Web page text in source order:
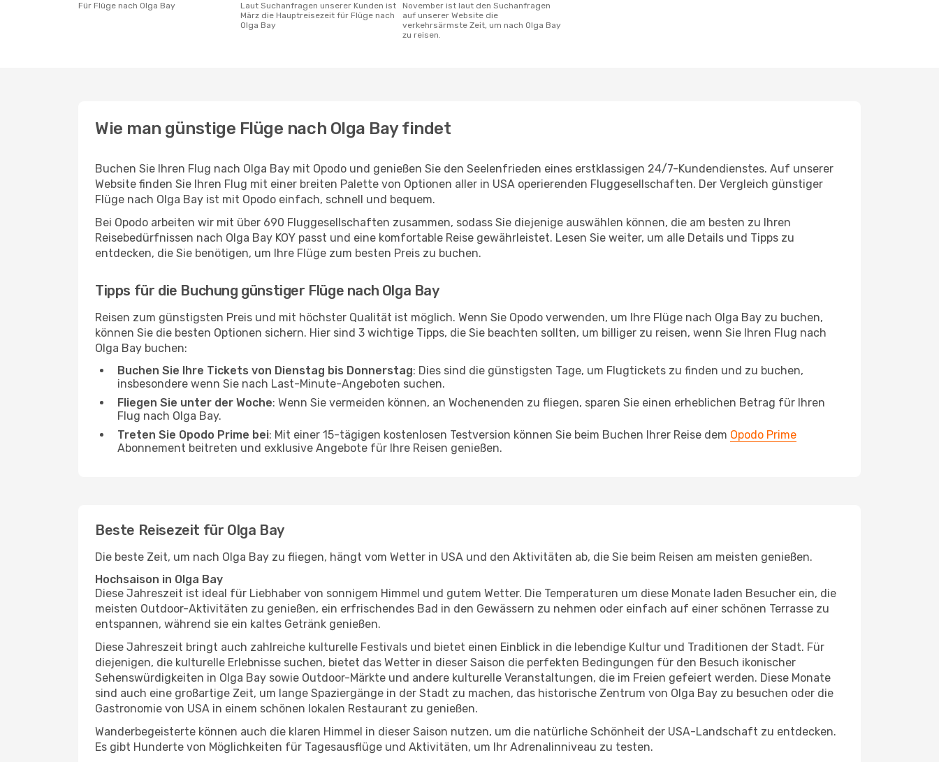
Für Flüge nach Olga Bay
Laut Suchanfragen unserer Kunden ist
März die Hauptreisezeit für Flüge nach
Olga Bay
November ist laut den Suchanfragen
auf unserer Website die
verkehrsärmste Zeit, um nach Olga Bay
zu reisen.
Wie man günstige Flüge nach Olga Bay findet
Buchen Sie Ihren Flug nach Olga Bay mit Opodo und genießen Sie den Seelenfrieden eines erstklassigen 24/7-Kundendienstes. Auf unserer
Website finden Sie Ihren Flug mit einer breiten Palette von Optionen aller in USA operierenden Fluggesellschaften. Der Vergleich günstiger
Flüge nach Olga Bay ist mit Opodo einfach, schnell und bequem.
Bei Opodo arbeiten wir mit über 690 Fluggesellschaften zusammen, sodass Sie diejenige auswählen können, die am besten zu Ihren
Reisebedürfnissen nach Olga Bay KOY passt und eine komfortable Reise gewährleistet. Lesen Sie weiter, um alle Details und Tipps zu
entdecken, die Sie benötigen, um Ihre Flüge zum besten Preis zu buchen.
Tipps für die Buchung günstiger Flüge nach Olga Bay
Reisen zum günstigsten Preis und mit höchster Qualität ist möglich. Wenn Sie Opodo verwenden, um Ihre Flüge nach Olga Bay zu buchen,
können Sie die besten Optionen sichern. Hier sind 3 wichtige Tipps, die Sie beachten sollten, um billiger zu reisen, wenn Sie Ihren Flug nach
Olga Bay buchen:
Buchen Sie Ihre Tickets von Dienstag bis Donnerstag: Dies sind die günstigsten Tage, um Flugtickets zu finden und zu buchen,
insbesondere wenn Sie nach Last-Minute-Angeboten suchen.
Fliegen Sie unter der Woche: Wenn Sie vermeiden können, an Wochenenden zu fliegen, sparen Sie einen erheblichen Betrag für Ihren
Flug nach Olga Bay.
Treten Sie Opodo Prime bei: Mit einer 15-tägigen kostenlosen Testversion können Sie beim Buchen Ihrer Reise dem Opodo Prime
Abonnement beitreten und exklusive Angebote für Ihre Reisen genießen.
Beste Reisezeit für Olga Bay
Die beste Zeit, um nach Olga Bay zu fliegen, hängt vom Wetter in USA und den Aktivitäten ab, die Sie beim Reisen am meisten genießen.
Hochsaison in Olga Bay
Diese Jahreszeit ist ideal für Liebhaber von sonnigem Himmel und gutem Wetter. Die Temperaturen um diese Monate laden Besucher ein, die
meisten Outdoor-Aktivitäten zu genießen, ein erfrischendes Bad in den Gewässern zu nehmen oder einfach auf einer schönen Terrasse zu
entspannen, während sie ein kaltes Getränk genießen.
Diese Jahreszeit bringt auch zahlreiche kulturelle Festivals und bietet einen Einblick in die lebendige Kultur und Traditionen der Stadt. Für
diejenigen, die kulturelle Erlebnisse suchen, bietet das Wetter in dieser Saison die perfekten Bedingungen für den Besuch ikonischer
Sehenswürdigkeiten in Olga Bay sowie Outdoor-Märkte und andere kulturelle Veranstaltungen, die im Freien gefeiert werden. Diese Monate
sind auch eine großartige Zeit, um lange Spaziergänge in der Stadt zu machen, das historische Zentrum von Olga Bay zu besuchen oder die
Gastronomie von USA in einem schönen lokalen Restaurant zu genießen.
Wanderbegeisterte können auch die klaren Himmel in dieser Saison nutzen, um die natürliche Schönheit der USA-Landschaft zu entdecken.
Es gibt Hunderte von Möglichkeiten für Tagesausflüge und Aktivitäten, um Ihr Adrenalinniveau zu testen.